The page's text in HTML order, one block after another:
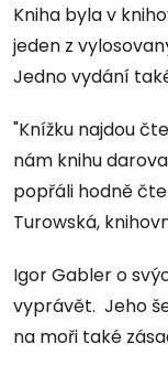
Kniha byla v
jeden z
Jedno vydání
"Knížku najdou
nám knihu
popřáli hodně
Turowská,
Igor Gabler o
vyprávět. Jeho
na moři také